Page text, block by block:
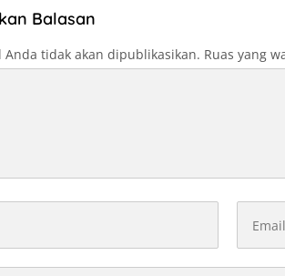
Balasan
Anda tidak akan dipublikasikan. Ruas yang